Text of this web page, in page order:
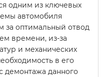
одним из ключевых
автомобиля
за оптимальный отвод
времени, из-за
и механических
в его
демонтажа данного